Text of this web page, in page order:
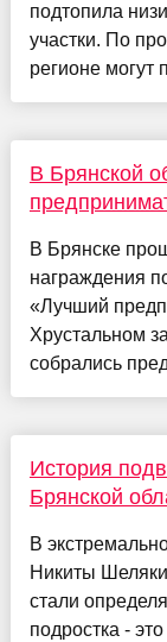
подтопила
участки. По
регионе могут
В Брянской
В Брянске
награждения
«Лучший
Хрустальном
собрались
История
Брянской
В
Никиты
стали
подростка -